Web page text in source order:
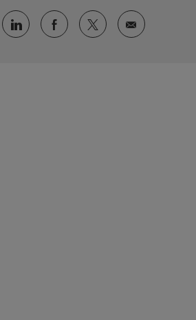
Compartilhar via LinkedIn
Compartilhar via Facebook
Compartilhar via